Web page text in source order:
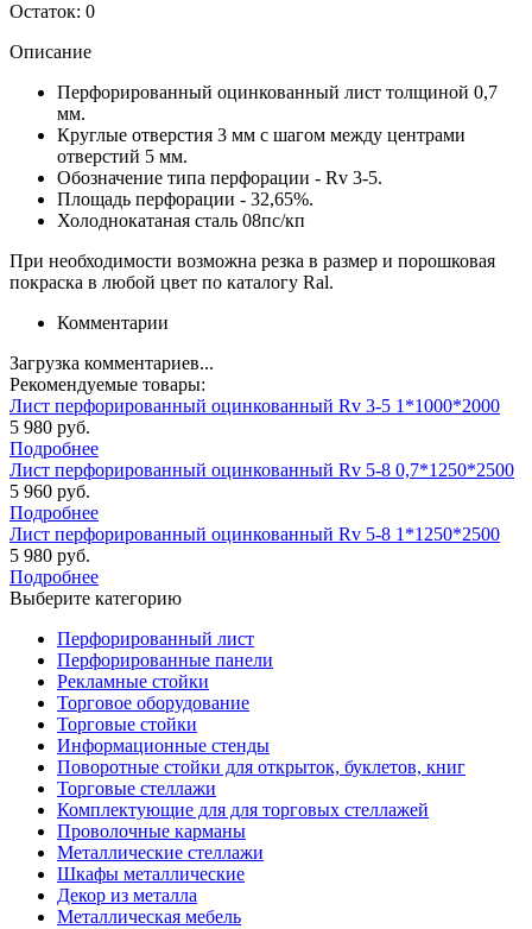
Остаток: 0
Описание
Перфорированный оцинкованный лист толщиной 0,7
мм.
Круглые отверстия 3 мм с шагом между центрами
отверстий 5 мм.
Обозначение типа перфорации - Rv 3-5.
Площадь перфорации - 32,65%.
Холоднокатаная сталь 08пс/кп
При необходимости возможна резка в размер и порошковая
покраска в любой цвет по каталогу Ral.
Комментарии
Загрузка комментариев...
Рекомендуемые товары:
Лист перфорированный оцинкованный Rv 3-5 1*1000*2000
5 980 руб.
Подробнее
Лист перфорированный оцинкованный Rv 5-8 0,7*1250*2500
5 960 руб.
Подробнее
Лист перфорированный оцинкованный Rv 5-8 1*1250*2500
5 980 руб.
Подробнее
Выберите категорию
Перфорированный лист
Перфорированные панели
Рекламные стойки
Торговое оборудование
Торговые стойки
Информационные стенды
Поворотные стойки для открыток, буклетов, книг
Торговые стеллажи
Комплектующие для для торговых стеллажей
Проволочные карманы
Металлические стеллажи
Шкафы металлические
Декор из металла
Металлическая мебель